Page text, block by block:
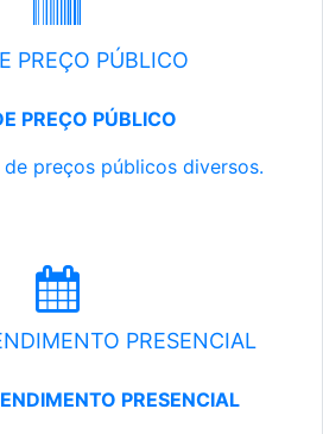
PREÇO PÚBLICO
PREÇO PÚBLICO
de preços públicos diversos.
PRESENCIAL
PRESENCIAL